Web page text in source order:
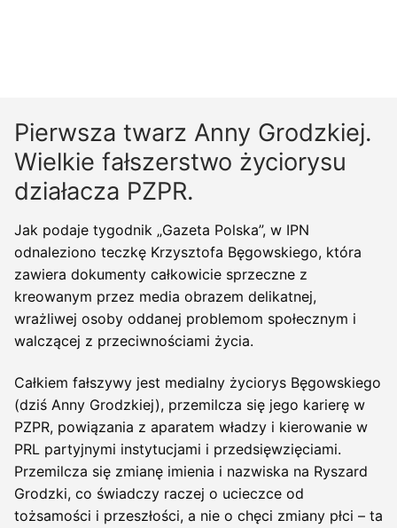
Pierwsza twarz Anny Grodzkiej.
Wielkie fałszerstwo życiorysu
działacza PZPR.
Jak podaje tygodnik „Gazeta Polska”, w IPN
odnaleziono teczkę Krzysztofa Bęgowskiego, która
zawiera dokumenty całkowicie sprzeczne z
kreowanym przez media obrazem delikatnej,
wrażliwej osoby oddanej problemom społecznym i
walczącej z przeciwnościami życia.
Całkiem fałszywy jest medialny życiorys Bęgowskiego
(dziś Anny Grodzkiej), przemilcza się jego karierę w
PZPR, powiązania z aparatem władzy i kierowanie w
PRL partyjnymi instytucjami i przedsięwzięciami.
Przemilcza się zmianę imienia i nazwiska na Ryszard
Grodzki, co świadczy raczej o ucieczce od
tożsamości i przeszłości, a nie o chęci zmiany płci – ta